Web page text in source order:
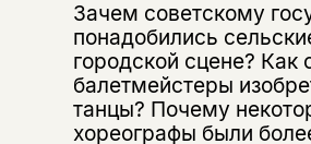
Зачем советскому
понадобились
городской сцене? Как
балетмейстеры
танцы? Почему
хореографы были